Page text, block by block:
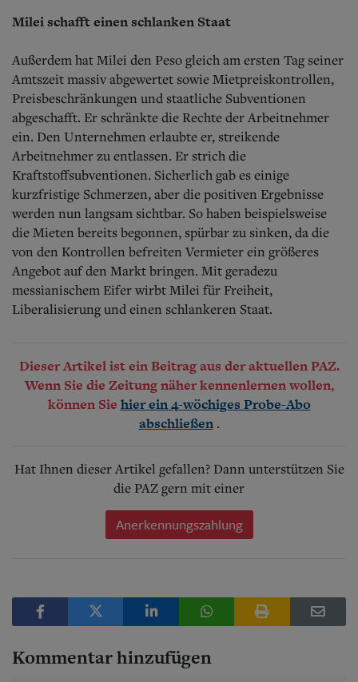
Milei schafft einen schlanken Staat
Außerdem hat Milei den Peso gleich am ersten Tag seiner
Amtszeit massiv abgewertet sowie Mietpreiskontrollen,
Preisbeschränkungen und staatliche Subventionen
abgeschafft. Er schränkte die Rechte der Arbeitnehmer
ein. Den Unternehmen erlaubte er, streikende
Arbeitnehmer zu entlassen. Er strich die
Kraftstoffsubventionen. Sicherlich gab es einige
kurzfristige Schmerzen, aber die positiven Ergebnisse
werden nun langsam sichtbar. So haben beispielsweise
die Mieten bereits begonnen, spürbar zu sinken, da die
von den Kontrollen befreiten Vermieter ein größeres
Angebot auf den Markt bringen. Mit geradezu
messianischem Eifer wirbt Milei für Freiheit,
Liberalisierung und einen schlankeren Staat.
Dieser Artikel ist ein Beitrag aus der aktuellen PAZ.
Wenn Sie die Zeitung näher kennenlernen wollen,
können Sie hier ein 4-wöchiges Probe-Abo
abschließen .
Hat Ihnen dieser Artikel gefallen? Dann unterstützen Sie
die PAZ gern mit einer
Anerkennungszahlung
Kommentar hinzufügen